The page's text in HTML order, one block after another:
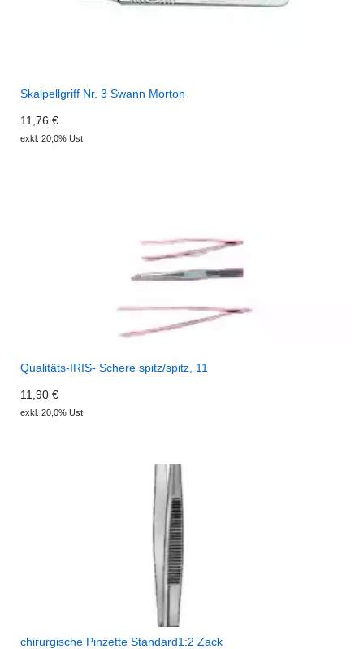
Skalpellgriff Nr. 3 Swann Morton
11,76 €
exkl. 20,0% Ust
Qualitäts-IRIS- Schere spitz/spitz, 11
11,90 €
exkl. 20,0% Ust
chirurgische Pinzette Standard1:2 Zack